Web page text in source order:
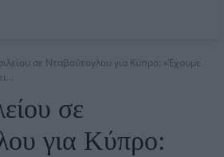
σε Νταβούτογλου για Κύπρο: «Έχουμε
σε
για Κύπρο: